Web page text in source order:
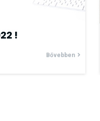
!
Bővebben